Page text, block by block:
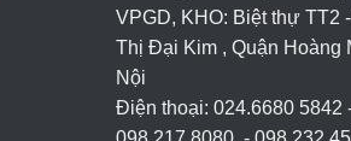
VPGD, KHO: Biệt thự TT2
Thị Đại Kim , Quận Hoàng
Nội
Điện thoại: 024.6680 5842